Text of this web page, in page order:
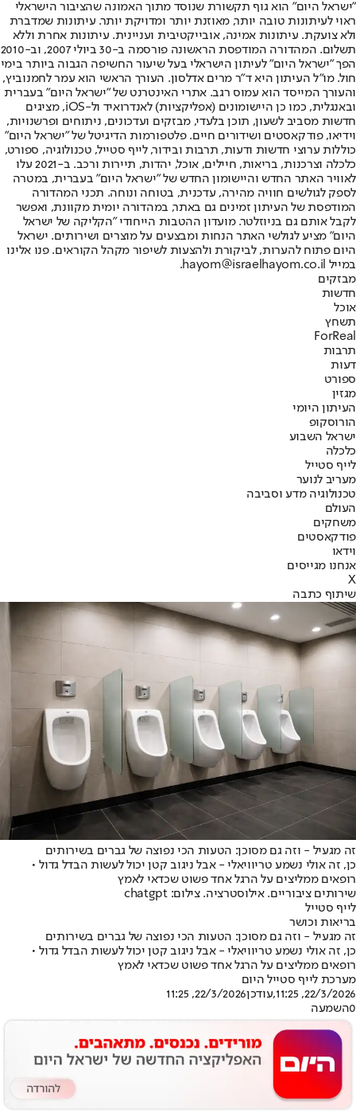
"ישראל היום" הוא גוף תקשורת שנוסד מתוך האמונה שהציבור הישראלי
ראוי לעיתונות טובה יותר, מאוזנת יותר ומדויקת יותר. עיתונות שמדברת
ולא צועקת. עיתונות אמינה, אובייקטיבית ועניינית. עיתונות אחרת וללא
תשלום. המהדורה המודפסת הראשונה פורסמה ב-30 ביולי 2007, וב-2010
הפך "ישראל היום" לעיתון הישראלי בעל שיעור החשיפה הגבוה ביותר בימי
חול. מו"ל העיתון היא ד"ר מרים אדלסון. העורך הראשי הוא עמר לחמנוביץ,
והעורך המייסד הוא עמוס רגב. אתרי האינטרנט של "ישראל היום" בעברית
ובאנגלית, כמו כן היישומונים (אפליקציות) לאנדרואיד ול-iOS, מציגים
חדשות מסביב לשעון, תוכן בלעדי, מבזקים ועדכונים, ניתוחים ופרשנויות,
וידיאו, פודקאסטים ושידורים חיים. פלטפורמות הדיגיטל של "ישראל היום"
כוללות ערוצי חדשות ודעות, תרבות ובידור, לייף סטייל, טכנולוגיה, ספורט,
כלכלה וצרכנות, בריאות, חיילים, אוכל, יהדות, תיירות ורכב. ב-2021 עלו
לאוויר האתר החדש והיישומון החדש של "ישראל היום" בעברית, במטרה
לספק לגולשים חוויה מהירה, עדכנית, בטוחה ונוחה. תכני המהדורה
המודפסת של העיתון זמינים גם באתר, במהדורה יומית מקוונת, ואפשר
לקבל אותם גם בניוזלטר. מועדון ההטבות הייחודי "הקליקה של ישראל
היום" מציע לגולשי האתר הנחות ומבצעים על מוצרים ושירותים. ישראל
היום פתוח להערות, לביקורת ולהצעות לשיפור מקהל הקוראים. פנו אלינו
במייל hayom@israelhayom.co.il.
מבזקים
חדשות
אוכל
תשחץ
ForReal
תרבות
דעות
ספורט
מגזין
העיתון היומי
הורוסקופ
ישראל השבוע
כלכלה
לייף סטייל
מעריב לנוער
טכנולוגיה מדע וסביבה
העולם
משחקים
פודקאסטים
וידאו
אנחנו מגייסים
X
שיתוף כתבה
זה מגעיל - וזה גם מסוכן: הטעות הכי נפוצה של גברים בשירותים
כן, זה אולי נשמע טריוויאלי - אבל ניגוב קטן יכול לעשות הבדל גדול •
רופאים ממליצים על הרגל אחד פשוט שכדאי לאמץ
שירותים ציבוריים. אילוסטרציה. צילום: chatgpt
לייף סטייל
בריאות וכושר
זה מגעיל - וזה גם מסוכן: הטעות הכי נפוצה של גברים בשירותים
כן, זה אולי נשמע טריוויאלי - אבל ניגוב קטן יכול לעשות הבדל גדול •
רופאים ממליצים על הרגל אחד פשוט שכדאי לאמץ
מערכת לייף סטייל היום
22/3/2026, 11:25
,עודכן22/3/2026, 11:25
0השמעה